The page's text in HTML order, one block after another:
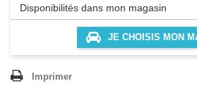
Disponibilités dans mon magasin
JE CHOISIS MON
Imprimer